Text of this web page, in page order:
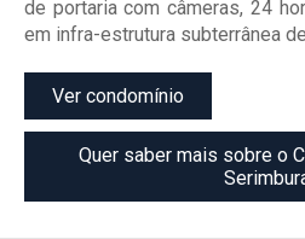
de portaria com câmeras, 24
em infra-estrutura subterrânea
Ver condomínio
Quer saber mais sobre o